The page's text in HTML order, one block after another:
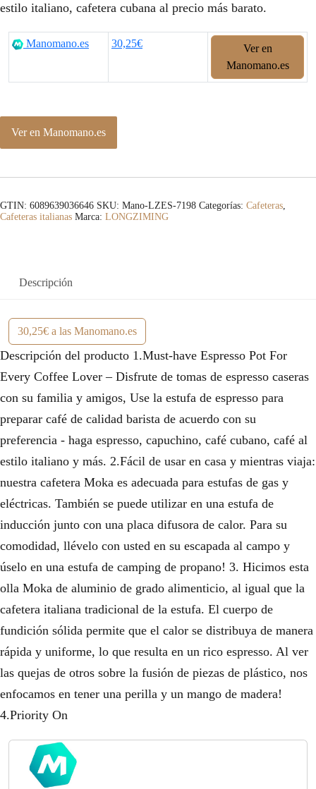
estilo italiano, cafetera cubana al precio más barato.
Manomano.es 30,25€
Ver en
Manomano.es
Ver en Manomano.es
GTIN: 6089639036646 SKU: Mano-LZES-7198 Categorías: Cafeteras,
Cafeteras italianas Marca: LONGZIMING
Descripción
30,25€ a las Manomano.es
Descripción del producto 1.Must-have Espresso Pot For
Every Coffee Lover – Disfrute de tomas de espresso caseras
con su familia y amigos, Use la estufa de espresso para
preparar café de calidad barista de acuerdo con su
preferencia - haga espresso, capuchino, café cubano, café al
estilo italiano y más. 2.Fácil de usar en casa y mientras viaja:
nuestra cafetera Moka es adecuada para estufas de gas y
eléctricas. También se puede utilizar en una estufa de
inducción junto con una placa difusora de calor. Para su
comodidad, llévelo con usted en su escapada al campo y
úselo en una estufa de camping de propano! 3. Hicimos esta
olla Moka de aluminio de grado alimenticio, al igual que la
cafetera italiana tradicional de la estufa. El cuerpo de
fundición sólida permite que el calor se distribuya de manera
rápida y uniforme, lo que resulta en un rico espresso. Al ver
las quejas de otros sobre la fusión de piezas de plástico, nos
enfocamos en tener una perilla y un mango de madera!
4.Priority On